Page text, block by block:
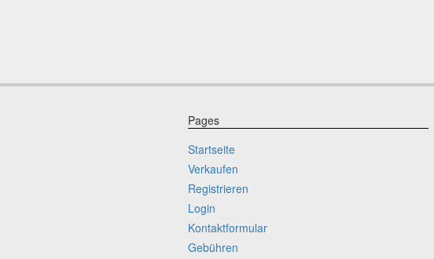
Pages
Startseite
Verkaufen
Registrieren
Login
Kontaktformular
Gebühren